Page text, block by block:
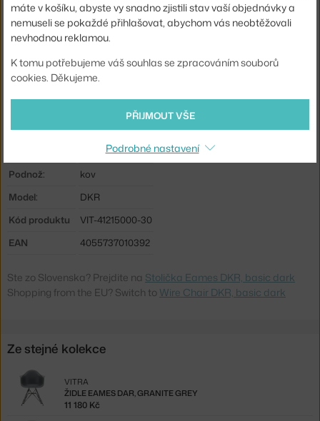
Výška sedáku: 43 cm
Hloubka:
51 cm
Šířka:
49 cm
Područky:
bez područek
Materiál:
ocel
Podnož:
kov
Model:
DKR
Kód produktu
VIT-41215000-30
EAN
4055737010392
Ste zo Slovenska? Prejdite na Stolička Eames DKR, basic dark
Shopping from the EU? Switch to Wire Chair DKR, basic dark
Ze stejné kolekce
ŽIDLE EAMES DAR, GRANITE GREY
VITRA
11 180 Kč
máte v košíku, abyste vy snadno zjistili stav vaší objednávky a
nemuseli se pokaždé přihlašovat, abychom vás neobtěžovali
nevhodnou reklamou.
K tomu potřebujeme váš souhlas se zpracováním souborů
cookies. Děkujeme.
PŘIJMOUT VŠE
Podrobné nastavení